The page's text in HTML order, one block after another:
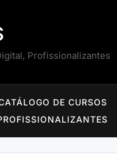
Profissionalizantes
DE CURSOS